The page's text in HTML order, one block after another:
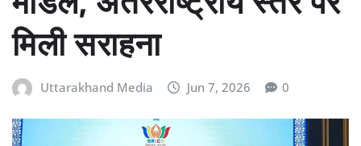
मिली सराहना
Uttarakhand Media Jun 7, 2026 0